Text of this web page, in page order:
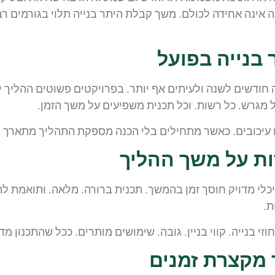
אחידה לכולם. משך קבלת היתר בנייה תלוי בגורמים רבים.
בפועל
לשנה ולעיתים אף יותר. בפרויקטים פשוטים ההליך
מגרש. כל רשות. וכל תכנית משפיעים על משך הזמן.
עיכובים. כאשר מתחילים בלי הכנה מספקת התהליך
על משך ההליך
מדויק חוסך זמן בהמשך. תכנית ברורה. מלאה. ותואמת
בנייה. קווי בניין. גובה. שימושים מותרים. ככל שהתכנון
מקצרת זמנים